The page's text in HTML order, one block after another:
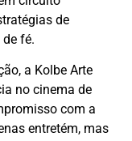
de
fé.
a Kolbe Arte
no cinema de
com a
entretém, mas